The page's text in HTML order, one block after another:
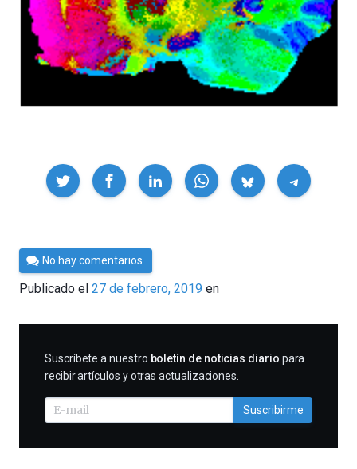
Compartir
Por
César
Tomé
No hay comentarios
Publicado el 27 de febrero, 2019 en
SUSCRIBIRME
Suscríbete a nuestro boletín de noticias diario para
recibir artículos y otras actualizaciones.
Suscribirme